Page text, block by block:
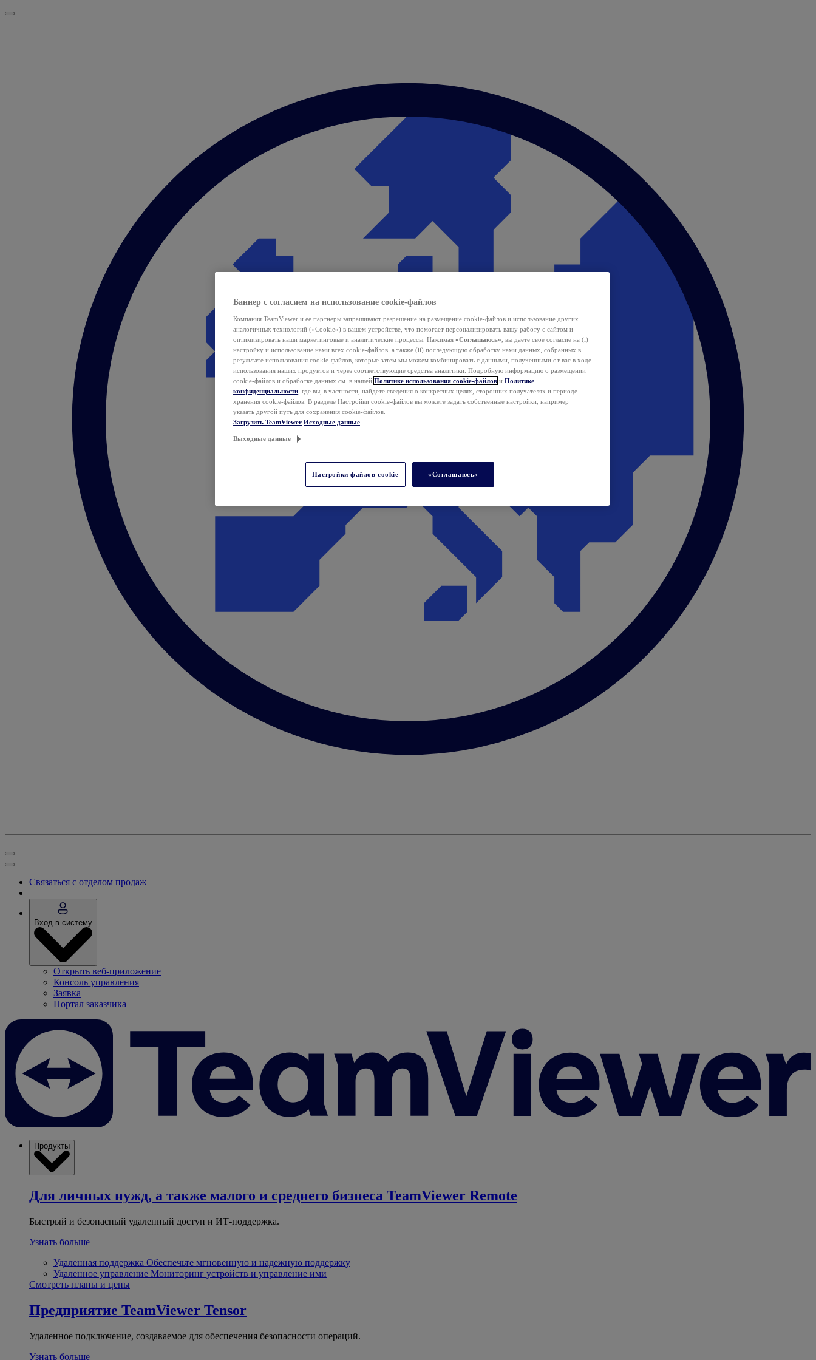
Связаться с отделом продаж
Вход в систему
Открыть веб-приложение
Консоль управления
Заявка
Портал заказчика
Продукты
Для личных нужд, а также малого и среднего бизнеса TeamViewer Remote
Быстрый и безопасный удаленный доступ и ИТ-поддержка.
Узнать больше
Удаленная поддержка Обеспечьте мгновенную и надежную поддержку
Удаленное управление Мониторинг устройств и управление ими
Смотреть планы и цены
Предприятие TeamViewer Tensor
Удаленное подключение, создаваемое для обеспечения безопасности операций.
Узнать больше
Баннер с согласием на использование cookie-файлов
Компания TeamViewer и ее партнеры запрашивают разрешение на размещение cookie-файлов и использование других
аналогичных технологий («Cookie») в вашем устройстве, что помогает персонализировать вашу работу с сайтом и
оптимизировать наши маркетинговые и аналитические процессы. Нажимая «Соглашаюсь» , вы даете свое согласие на (i)
настройку и использование нами всех cookie-файлов, а также (ii) последующую обработку нами данных, собранных в
результате использования cookie-файлов, которые затем мы можем комбинировать с данными, полученными от вас в ходе
использования наших продуктов и через соответствующие средства аналитики. Подробную информацию о размещении
cookie-файлов и обработке данных см. в нашей Политике использования cookie-файлов и Политике
конфиденциальности , где вы, в частности, найдете сведения о конкретных целях, сторонних получателях и периоде
хранения cookie-файлов. В разделе Настройки cookie-файлов вы можете задать собственные настройки, например
указать другой путь для сохранения cookie-файлов.
Загрузить TeamViewer Исходные данные
Выходные данные
Настройки файлов cookie «Соглашаюсь»